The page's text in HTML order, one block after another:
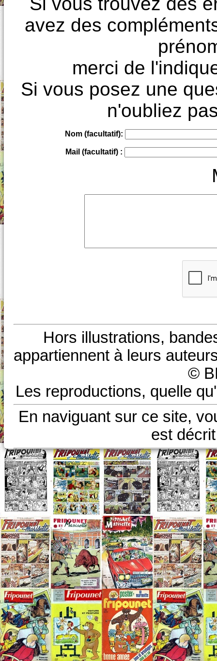
avez des
merci de
Si vous posez une
n'oubliez
Nom (facultatif):
Mail (facultatif) :
Hors illustrations,
appartiennent à leurs
©
Les reproductions, quelle
En naviguant sur ce site,
est